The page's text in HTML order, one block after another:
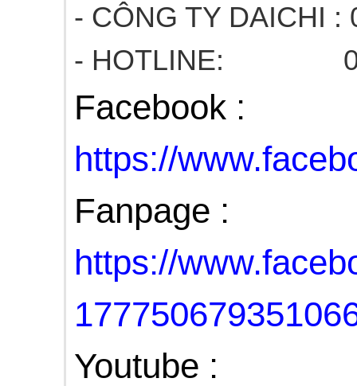
- CÔNG TY DAICHI
- HOTLINE:
Facebook :
https://
Fanpage :
https://
Youtube :